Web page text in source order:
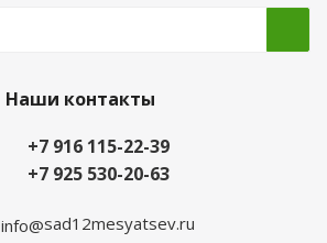
Наши контакты
+7 916 115-22-39
+7 925 530-20-63
info@sad12mesyatsev.ru